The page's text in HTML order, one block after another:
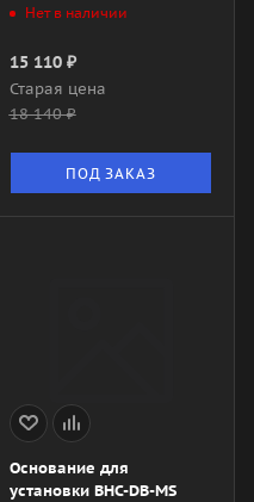
Нет в наличии
15 110₽
Старая цена
18 140₽
ПОД ЗАКАЗ
Основание для
установки BHC-DB-MS